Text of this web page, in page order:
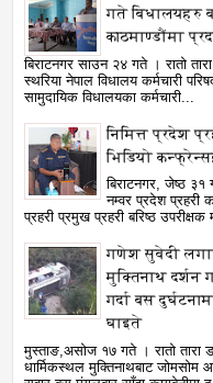
गते बिधालयहरु
काठमाण्डौंमा
बिराटनगर साउन २४ गते । रातो
स्थरिया नेपाल विधालय कर्मचारी
सामुदायिक विधालयका कर्मचारी...
निमित्त प्रदेश
भिडियो
बिराटनगर, जेष्ठ ३१
नम्वर प्रदेश प्रहरी
प्रहरी प्रमुख प्रहरी बरिष्ठ उपरीक्षक
गणेश सुवेदी
मुक्तिनाथ दर्शन
गर्दा बस
घाइते
मुस्ताङ,असोज १७ गते । रातो तारा
धार्मिकस्थल मुक्तिनाथबाट जोमसोम